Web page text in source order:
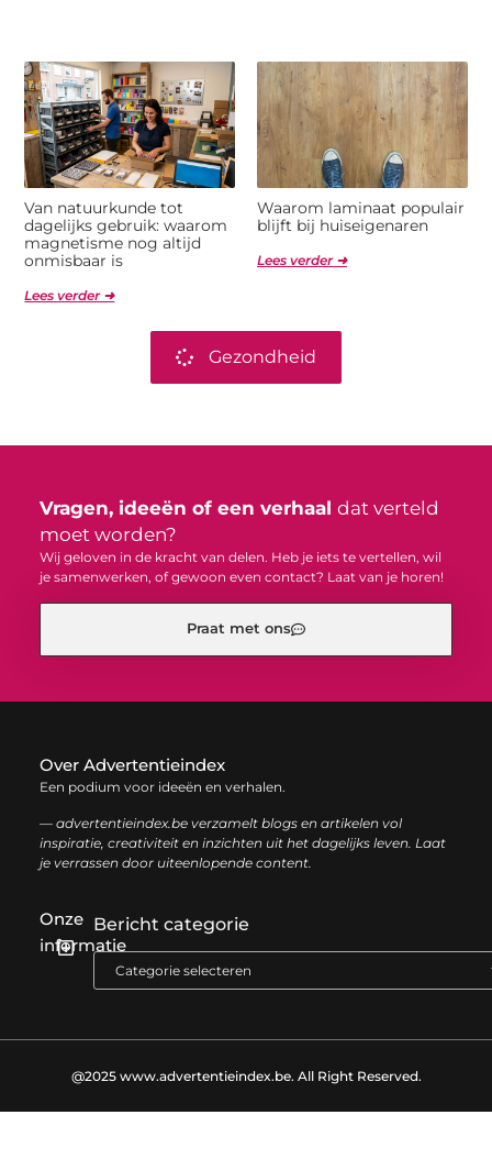
Van natuurkunde tot
dagelijks gebruik: waarom
magnetisme nog altijd
onmisbaar is
Lees verder ➜
Waarom laminaat populair
blijft bij huiseigenaren
Lees verder ➜
Gezondheid
Vragen, ideeën of een verhaal dat verteld
moet worden?
Wij geloven in de kracht van delen. Heb je iets te vertellen, wil
je samenwerken, of gewoon even contact? Laat van je horen!
Praat met ons
Over Advertentieindex
Een podium voor ideeën en verhalen.
— advertentieindex.be verzamelt blogs en artikelen vol
inspiratie, creativiteit en inzichten uit het dagelijks leven. Laat
je verrassen door uiteenlopende content.
Onze
informatie
Bericht categorie
@2025 www.advertentieindex.be. All Right Reserved.​